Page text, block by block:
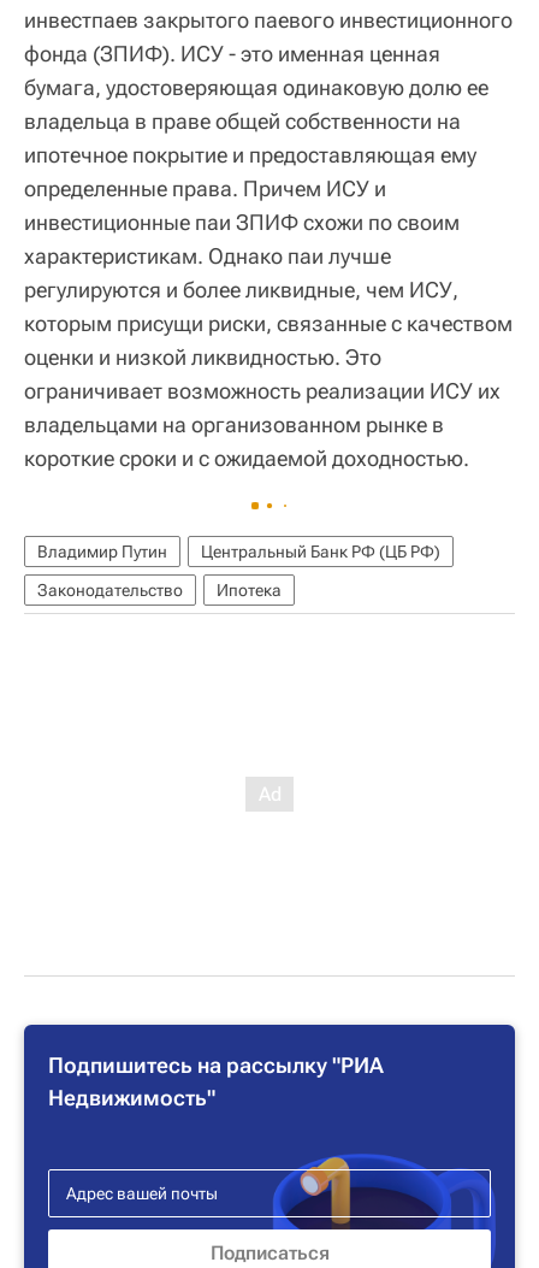
инвестпаев закрытого паевого инвестиционного
фонда (ЗПИФ). ИСУ - это именная ценная
бумага, удостоверяющая одинаковую долю ее
владельца в праве общей собственности на
ипотечное покрытие и предоставляющая ему
определенные права. Причем ИСУ и
инвестиционные паи ЗПИФ схожи по своим
характеристикам. Однако паи лучше
регулируются и более ликвидные, чем ИСУ,
которым присущи риски, связанные с качеством
оценки и низкой ликвидностью. Это
ограничивает возможность реализации ИСУ их
владельцами на организованном рынке в
короткие сроки и с ожидаемой доходностью.
Владимир Путин
Центральный Банк РФ (ЦБ РФ)
Законодательство
Ипотека
Подпишитесь на рассылку "РИА
Недвижимость"